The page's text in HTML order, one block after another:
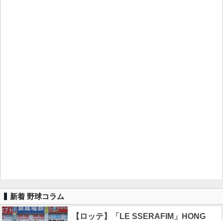
新着 野球コラム
【ロッテ】「LE SSERAFIM」HONG